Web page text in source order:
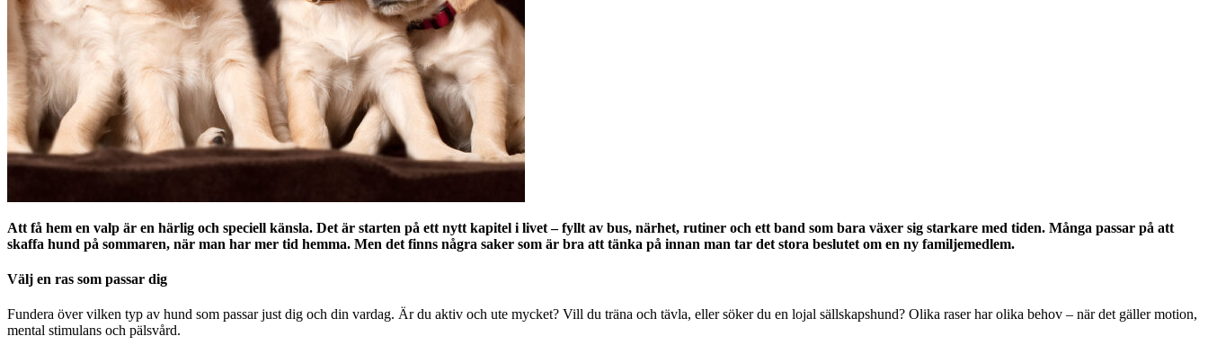
Att få hem en valp är en härlig och speciell känsla. Det är starten på ett nytt kapitel i livet – fyllt av bus, närhet, rutiner och ett band som bara växer sig starkare med tiden. Många passar på att
skaffa hund på sommaren, när man har mer tid hemma. Men det finns några saker som är bra att tänka på innan man tar det stora beslutet om en ny familjemedlem.
Välj en ras som passar dig
Fundera över vilken typ av hund som passar just dig och din vardag. Är du aktiv och ute mycket? Vill du träna och tävla, eller söker du en lojal sällskapshund? Olika raser har olika behov – när det gäller motion,
mental stimulans och pälsvård.